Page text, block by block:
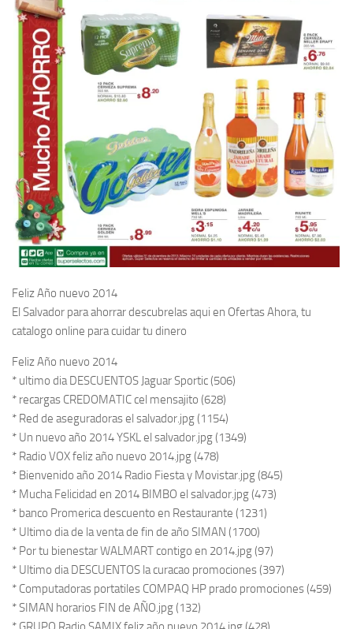
Feliz Año nuevo 2014
El Salvador para ahorrar descubrelas aqui en Ofertas Ahora, tu
catalogo online para cuidar tu dinero
Feliz Año nuevo 2014
* ultimo dia DESCUENTOS Jaguar Sportic (506)
* recargas CREDOMATIC cel mensajito (628)
* Red de aseguradoras el salvador.jpg (1154)
* Un nuevo año 2014 YSKL el salvador.jpg (1349)
* Radio VOX feliz año nuevo 2014.jpg (478)
* Bienvenido año 2014 Radio Fiesta y Movistar.jpg (845)
* Mucha Felicidad en 2014 BIMBO el salvador.jpg (473)
* banco Promerica descuento en Restaurante (1231)
* Ultimo dia de la venta de fin de año SIMAN (1700)
* Por tu bienestar WALMART contigo en 2014.jpg (97)
* Ultimo dia DESCUENTOS la curacao promociones (397)
* Computadoras portatiles COMPAQ HP prado promociones (459)
* SIMAN horarios FIN de AÑO.jpg (132)